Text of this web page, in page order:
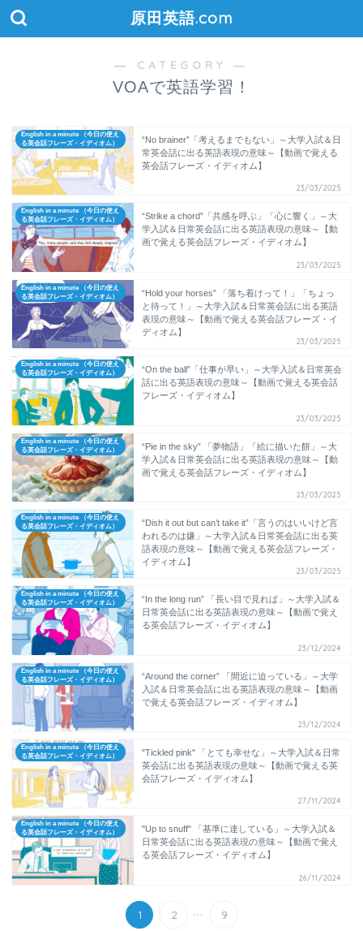
原田英語.com
― CATEGORY ―
VOAで英語学習！
English in a minute （今日の使え
る英会話フレーズ・イディオム）
“No brainer”「考えるまでもない」～大学入試＆日
常英会話に出る英語表現の意味～【動画で覚える
英会話フレーズ・イディオム】
23/03/2025
English in a minute （今日の使え
る英会話フレーズ・イディオム）
“Strike a chord”「共感を呼ぶ」「心に響く」～大
学入試＆日常英会話に出る英語表現の意味～【動
画で覚える英会話フレーズ・イディオム】
23/03/2025
English in a minute （今日の使え
る英会話フレーズ・イディオム）
“Hold your horses” 「落ち着けって！」「ちょっ
と待って！」～大学入試＆日常英会話に出る英語
表現の意味～【動画で覚える英会話フレーズ・イ
ディオム】
23/03/2025
English in a minute （今日の使え
る英会話フレーズ・イディオム）
“On the ball”「仕事が早い」～大学入試＆日常英会
話に出る英語表現の意味～【動画で覚える英会話
フレーズ・イディオム】
23/03/2025
English in a minute （今日の使え
る英会話フレーズ・イディオム）
“Pie in the sky” 「夢物語」「絵に描いた餅」～大
学入試＆日常英会話に出る英語表現の意味～【動
画で覚える英会話フレーズ・イディオム】
23/03/2025
English in a minute （今日の使え
る英会話フレーズ・イディオム）
“Dish it out but can’t take it”「言うのはいいけど言
われるのは嫌」～大学入試＆日常英会話に出る英
語表現の意味～【動画で覚える英会話フレーズ・
イディオム】
23/03/2025
English in a minute （今日の使え
る英会話フレーズ・イディオム）
“In the long run” 「長い目で見れば」～大学入試＆
日常英会話に出る英語表現の意味～【動画で覚え
る英会話フレーズ・イディオム】
23/12/2024
English in a minute （今日の使え
る英会話フレーズ・イディオム）
“Around the corner” 「間近に迫っている」～大学
入試＆日常英会話に出る英語表現の意味～【動画
で覚える英会話フレーズ・イディオム】
23/12/2024
English in a minute （今日の使え
る英会話フレーズ・イディオム）
"Tickled pink" 「とても幸せな」～大学入試＆日常
英会話に出る英語表現の意味～【動画で覚える英
会話フレーズ・イディオム】
27/11/2024
English in a minute （今日の使え
る英会話フレーズ・イディオム）
"Up to snuff" 「基準に達している」～大学入試＆
日常英会話に出る英語表現の意味～【動画で覚え
る英会話フレーズ・イディオム】
26/11/2024
1 2 ... 9